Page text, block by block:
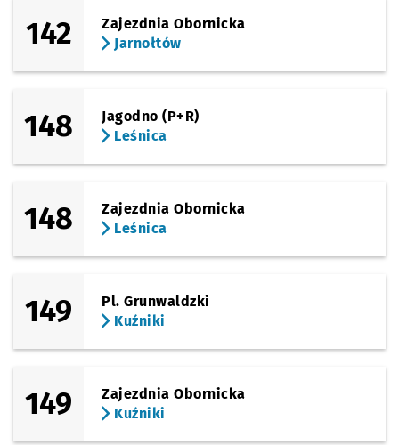
142
Zajezdnia Obornicka
Jarnołtów
148
Jagodno (P+R)
Leśnica
148
Zajezdnia Obornicka
Leśnica
149
Pl. Grunwaldzki
Kuźniki
149
Zajezdnia Obornicka
Kuźniki